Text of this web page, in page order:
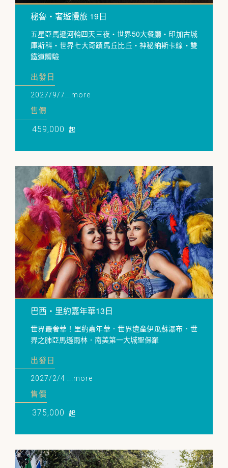
秘魯・奢遊慢旅 19日
五星亞馬遜河輪四天三夜・世界50大餐廳・印加古城
庫斯科・世界七大奇蹟馬丘比丘・神秘納斯卡線・雙
鐵道體驗
出發日
2027/9/7...more
售價
459,000 起
巴西・里約嘉年華13日
世界最奢華！里約嘉年華．世界遺產伊瓜蘇瀑布．世
界之肺亞馬遜雨林．南美第一大城聖保羅
出發日
2027/2/4 ...more
售價
375,000 起